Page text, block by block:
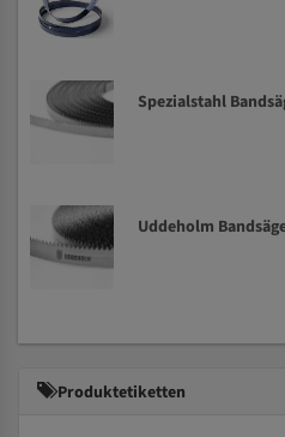
Spezialstahl
Uddeholm
Produktetiketten